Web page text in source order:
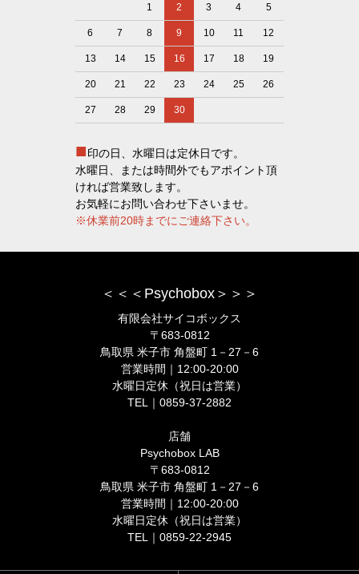
1 2 3 4 5
6 7 8 9 10 11 12
13 14 15 16 17 18 19
20 21 22 23 24 25 26
27 28 29 30
■印の日、水曜日は定休日です。
水曜日、または時間外でもアポイント頂
ければ営業致します。
お気軽にお問い合わせ下さいませ。
※休業前20時までにご連絡下さい。
＜＜＜Psychobox＞＞＞
有限会社サイコボックス
〒683-0812
鳥取県 米子市 角盤町 1－27－6
営業時間｜12:00-20:00
水曜日定休（祝日は営業）
TEL｜0859-37-2882
店舗
Psychobox LAB
〒683-0812
鳥取県 米子市 角盤町 1－27－6
営業時間｜12:00-20:00
水曜日定休（祝日は営業）
TEL｜0859-22-2945